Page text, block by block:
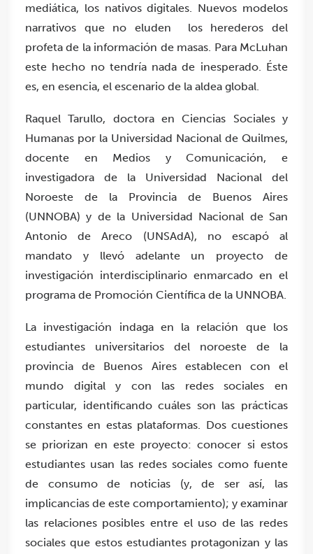
mediática, los nativos digitales. Nuevos modelos
narrativos que no eluden los herederos del
profeta de la información de masas. Para McLuhan
este hecho no tendría nada de inesperado. Éste
es, en esencia, el escenario de la aldea global.
Raquel Tarullo, doctora en Ciencias Sociales y
Humanas por la Universidad Nacional de Quilmes,
docente en Medios y Comunicación, e
investigadora de la Universidad Nacional del
Noroeste de la Provincia de Buenos Aires
(UNNOBA) y de la Universidad Nacional de San
Antonio de Areco (UNSAdA), no escapó al
mandato y llevó adelante un proyecto de
investigación interdisciplinario enmarcado en el
programa de Promoción Científica de la UNNOBA.
La investigación indaga en la relación que los
estudiantes universitarios del noroeste de la
provincia de Buenos Aires establecen con el
mundo digital y con las redes sociales en
particular, identificando cuáles son las prácticas
constantes en estas plataformas. Dos cuestiones
se priorizan en este proyecto: conocer si estos
estudiantes usan las redes sociales como fuente
de consumo de noticias (y, de ser así, las
implicancias de este comportamiento); y examinar
las relaciones posibles entre el uso de las redes
sociales que estos estudiantes protagonizan y las